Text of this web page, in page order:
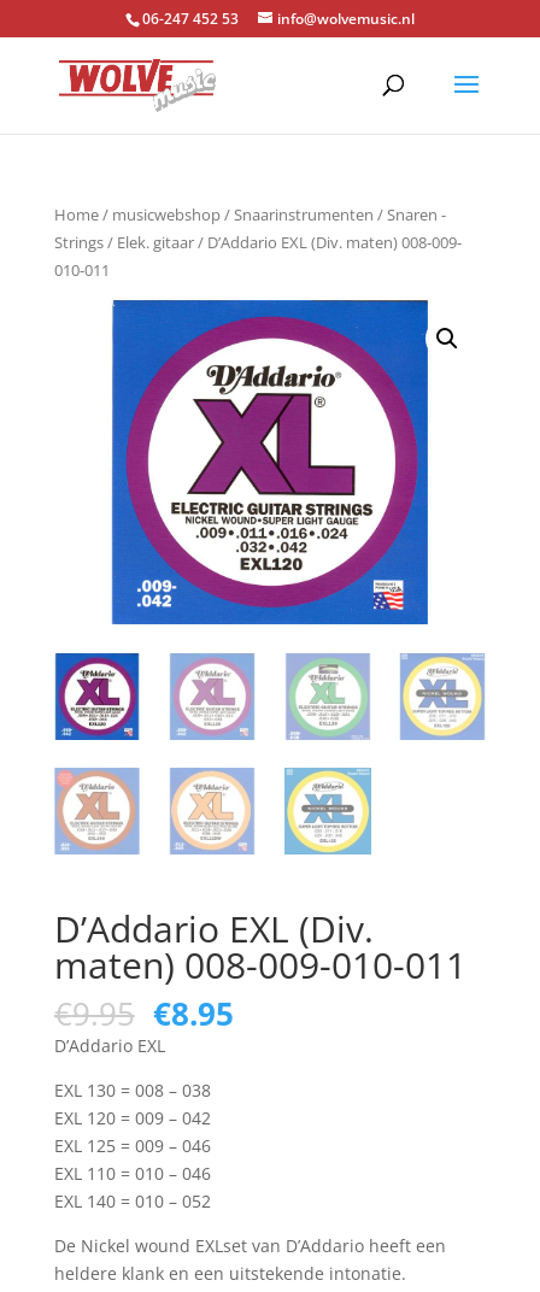
06-247 452 53 info@wolvemusic.nl
Home/ musicwebshop/Snaarinstrumenten /Snaren -
Strings/ Elek. gitaar/ D’Addario EXL (Div. maten) 008-009-
010-011
D’Addario EXL (Div.
maten) 008-009-010-011
€9.95 Oorspronkelijke
prijs
€9.95.
€8.95Huidige
D’Addario EXL
EXL 130 = 008 – 038
EXL 120 = 009 – 042
EXL 125 = 009 – 046
EXL 110 = 010 – 046
EXL 140 = 010 – 052
De Nickel wound EXLset van D’Addario heeft een
heldere klank en een uitstekende intonatie.